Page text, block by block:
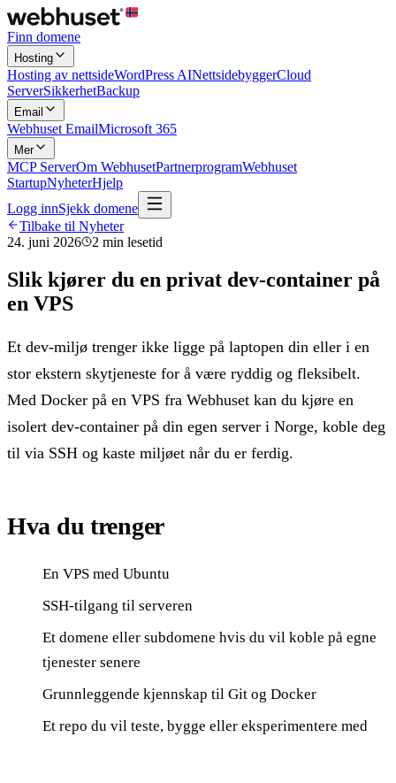
Finn domene
Hosting
Hosting av nettsideWordPress AINettsidebyggerCloud
ServerSikkerhetBackup
Email
Webhuset EmailMicrosoft 365
Mer
MCP ServerOm WebhusetPartnerprogramWebhuset
StartupNyheterHjelp
Logg innSjekk domene
Tilbake til Nyheter
24. juni 2026
2 min lesetid
Slik kjører du en privat dev-container på
en VPS
Et dev-miljø trenger ikke ligge på laptopen din eller i en
stor ekstern skytjeneste for å være ryddig og fleksibelt.
Med Docker på en VPS fra Webhuset kan du kjøre en
isolert dev-container på din egen server i Norge, koble deg
til via SSH og kaste miljøet når du er ferdig.
Hva du trenger
En VPS med Ubuntu
SSH-tilgang til serveren
Et domene eller subdomene hvis du vil koble på egne
tjenester senere
Grunnleggende kjennskap til Git og Docker
Et repo du vil teste, bygge eller eksperimentere med